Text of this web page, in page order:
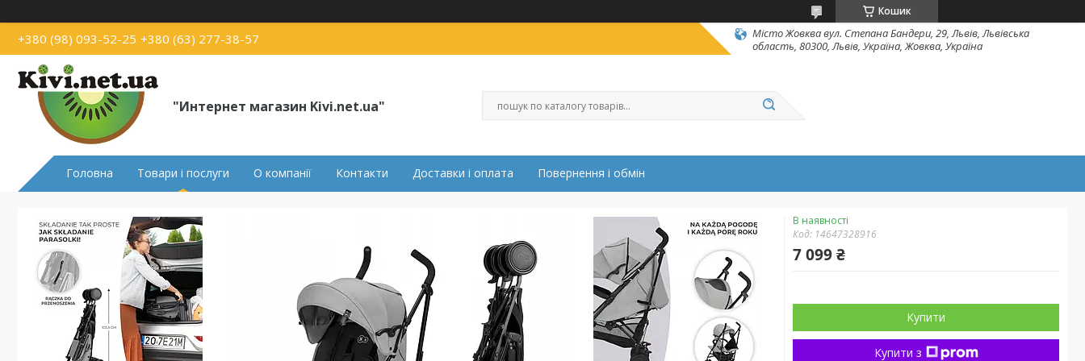
Кошик
+380 (98) 093-52-25 +380 (63) 277-38-57
Місто Жовква вул. Степана Бандери, 29, Львів, Львівська
область, 80300, Львів, Україна, Жовква, Україна
"Интернет магазин Kivi.net.ua"
Головна Товари і послуги О компанії Контакти Доставки і оплата Повернення і обмін
В наявності
Код: 14647328916
7 099 ₴
Купити
Купити з